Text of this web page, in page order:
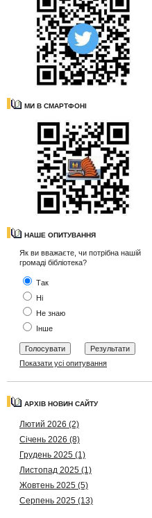
МИ В СМАРТФОНІ
НАШЕ ОПИТУВАННЯ
Як ви вважаєте, чи потрібна нашій
громаді бібліотека?
Так
Ні
Не знаю
Інше
Показати усі опитування
АРХІВ НОВИН САЙТУ
Лютий 2026 (2)
Січень 2026 (8)
Грудень 2025 (1)
Листопад 2025 (1)
Жовтень 2025 (5)
Серпень 2025 (13)